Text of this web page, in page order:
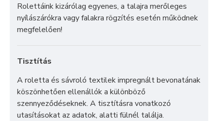
Rolettáink kizárólag egyenes, a talajra merőleges
nyílászárókra vagy falakra rögzítés esetén működnek
megfelelően!
Tisztítás
A roletta és sávroló textilek impregnált bevonatának
köszönhetően ellenállók a különböző
szennyeződéseknek. A tisztításra vonatkozó
utasításokat az adatok, alatti fülnél találja.